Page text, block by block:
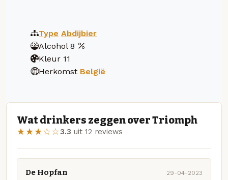
Type Abdijbier
Alcohol 8
Kleur 11
Herkomst België
Wat drinkers zeggen over Triomph
★★★☆☆3.3 uit 12 reviews
De Hopfan 29-04-2023